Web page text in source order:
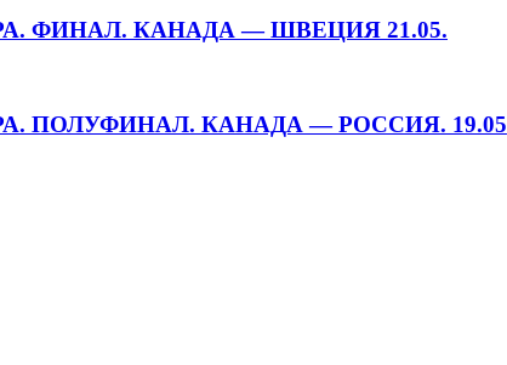
ФИНАЛ. КАНАДА — ШВЕЦИЯ 21.05.
ПОЛУФИНАЛ. КАНАДА — РОССИЯ. 19.05